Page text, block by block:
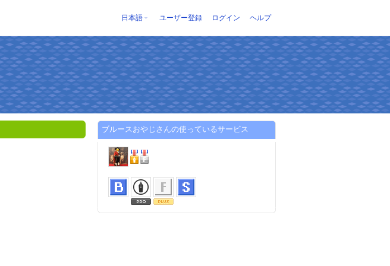
日本語 ユーザー登録 ログイン ヘルプ
ブルースおやじさんの使っているサービス